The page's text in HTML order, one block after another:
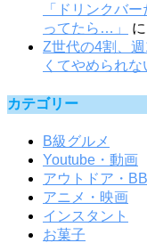
「ドリンクバ
ってたら…」
に
Z世代の4割、
くてやめられな
カテゴリー
B級グルメ
Youtube・動画
アウトドア・
アニメ・映画
インスタント
お菓子